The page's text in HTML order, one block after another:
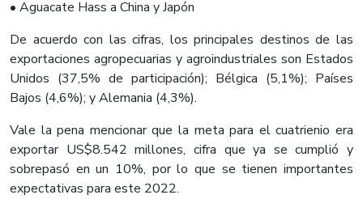
• Aguacate Hass a China y Japón
De acuerdo con las cifras, los principales destinos de las
exportaciones agropecuarias y agroindustriales son Estados
Unidos (37,5% de participación); Bélgica (5,1%); Países
Bajos (4,6%); y Alemania (4,3%).
Vale la pena mencionar que la meta para el cuatrienio era
exportar US$8.542 millones, cifra que ya se cumplió y
sobrepasó en un 10%, por lo que se tienen importantes
expectativas para este 2022.